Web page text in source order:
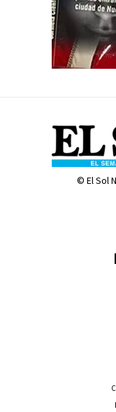
© El Sol